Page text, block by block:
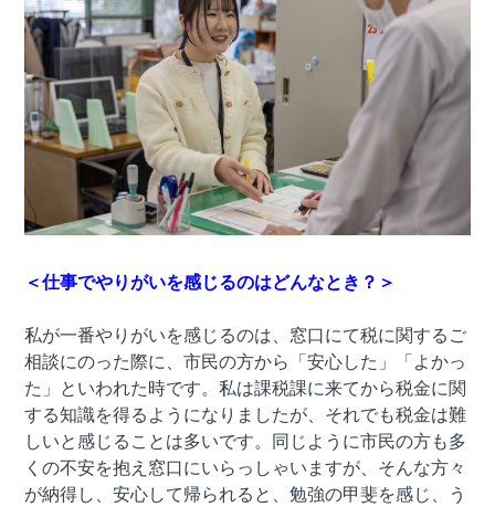
＜仕事でやりがいを感じるのはどんなとき？＞
私が一番やりがいを感じるのは、窓口にて税に関するご
相談にのった際に、市民の方から「安心した」「よかっ
た」といわれた時です。私は課税課に来てから税金に関
する知識を得るようになりましたが、それでも税金は難
しいと感じることは多いです。同じように市民の方も多
くの不安を抱え窓口にいらっしゃいますが、そんな方々
が納得し、安心して帰られると、勉強の甲斐を感じ、う